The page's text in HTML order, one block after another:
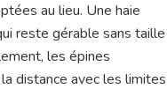
au lieu. Une haie
reste gérable sans taille
les épines
distance avec les limites